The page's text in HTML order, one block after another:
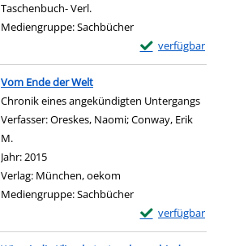
Taschenbuch- Verl.
Mediengruppe:Sachbücher
verfügbar
Exemplar-Details
Zum Download
Vom Ende der Welt
Chronik eines angekündigten Untergangs
Verfasser:Oreskes, Naomi;Conway, Erik
M.
Jahr:2015
Verlag: München, oekom
Mediengruppe:Sachbücher
verfügbar
Exemplar-Details
Zum Download